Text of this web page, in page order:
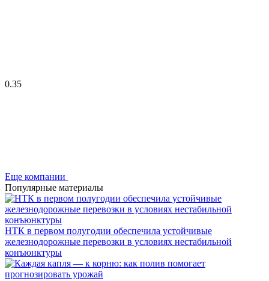
0.35
Еще компании
Популярные материалы
НТК в первом полугодии обеспечила устойчивые
железнодорожные перевозки в условиях нестабильной
конъюнктуры